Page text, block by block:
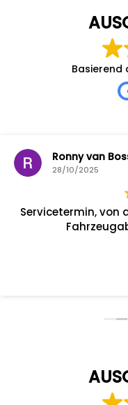
Basierend
Ronny van
28/10/2025
Servicetermin, von